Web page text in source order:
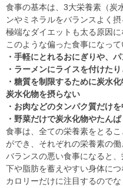
食事の基本は、3大栄養素（炭
ンやミネラルをバランスよく摂
極端なダイエットも太る原因に
このような偏った食事になって
・手軽にとれるおにぎりや、
・ラーメンにライスを付けた
・糖質を制限するために炭水
炭水化物を摂らない
・お肉などのタンパク質だけ
・野菜だけで炭水化物やたん
食事は、全ての栄養素をとる
ができ、それぞれの栄養素の働
バランスの悪い食事になると
下や脂肪を蓄えやすい身体につ
カロリーだけに注目するので